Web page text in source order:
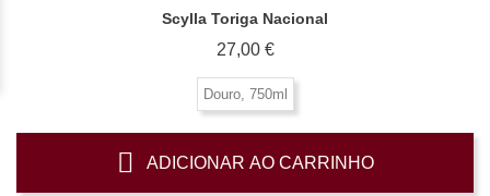
Scylla Toriga Nacional
27,00 €Preço
Douro, 750ml
ADICIONAR AO CARRINHO